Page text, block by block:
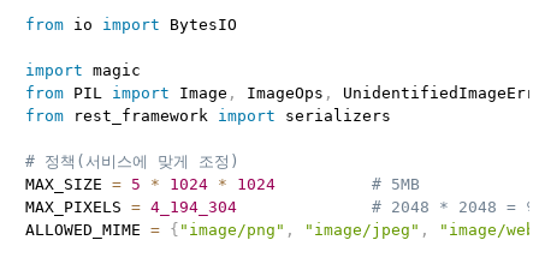
from io import BytesIO
import
from PIL import Image , ImageOps ,
from rest_framework import serializers
# 정책(서비스에 맞게 조정)
MAX_SIZE = 5 * 1024 * 1024
# 5MB
MAX_PIXELS = 4_194_304
# 2048 * 2048 = 약
ALLOWED_MIME = { "image/png" , "image/jpeg" , "image/